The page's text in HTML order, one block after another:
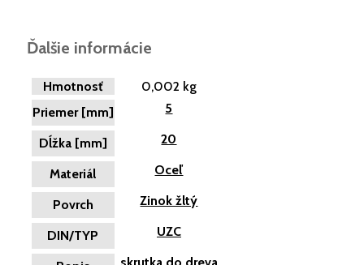
Ďalšie informácie
Hmotnosť
0,002 kg
Priemer [mm]
5
Dĺžka [mm] 20
Materiál Oceľ
Povrch Zinok žltý
DIN/TYP UZC